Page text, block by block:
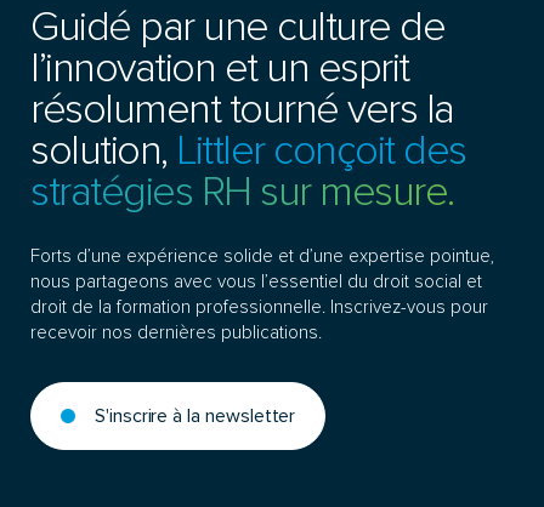
Guidé par une culture de
l’innovation et un esprit
résolument tourné vers la
solution, Littler conçoit des
stratégies RH sur mesure.
Forts d’une expérience solide et d’une expertise pointue,
nous partageons avec vous l’essentiel du droit social et
droit de la formation professionnelle. Inscrivez-vous pour
recevoir nos dernières publications.
S'inscrire à la newsletter